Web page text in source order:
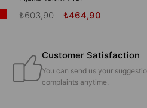
₺464,90
₺603,90
Customer Satisfaction
You can send us your
complaints anytime.